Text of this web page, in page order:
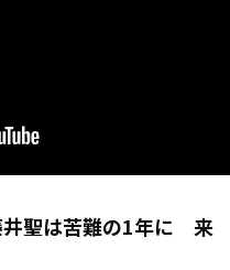
井聖は苦難の1年に 来